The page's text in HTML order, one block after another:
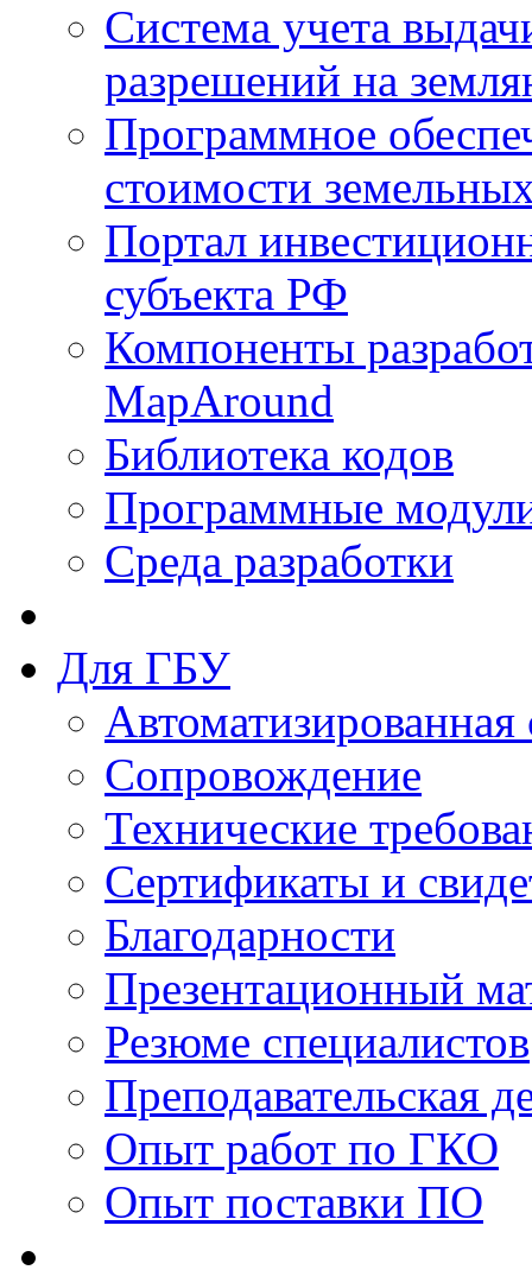
Система учета
разрешений на
Программное
стоимости
Портал
субъекта РФ
Компоненты
MapAround
Библиотека кодов
Программные
Среда разработки
Для ГБУ
Сопровождение
Технические
Сертификаты и
Благодарности
Презентационный
Резюме специалистов
Преподавательская
Опыт работ по ГКО
Опыт поставки ПО